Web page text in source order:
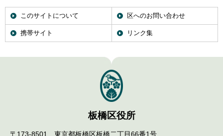
このサイトについて 区へのお問い合わせ
携帯サイト リンク集
板橋区役所
〒173-8501 東京都板橋区板橋二丁目66番1号